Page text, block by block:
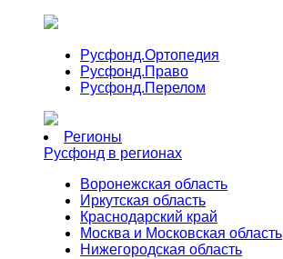
Русфонд.Ортопедия
Русфонд.Право
Русфонд.Перелом
Регионы
Русфонд в регионах
Воронежская область
Иркутская область
Краснодарский край
Москва и Московская область
Нижегородская область